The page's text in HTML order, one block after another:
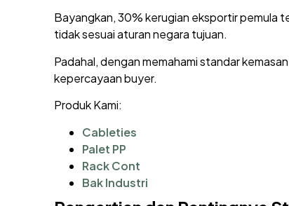
Bayangkan, 30% kerugian eksportir pemula
tidak sesuai aturan negara tujuan.
Padahal, dengan memahami standar
kepercayaan buyer.
Produk Kami:
Cableties
Palet PP
Rack Cont
Bak Industri